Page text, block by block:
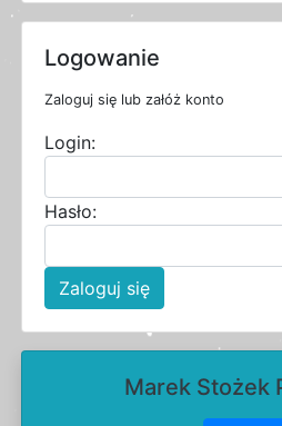
Logowanie
Zaloguj się lub załóż konto
Login:
Hasło:
Zaloguj się
Marek Stożek